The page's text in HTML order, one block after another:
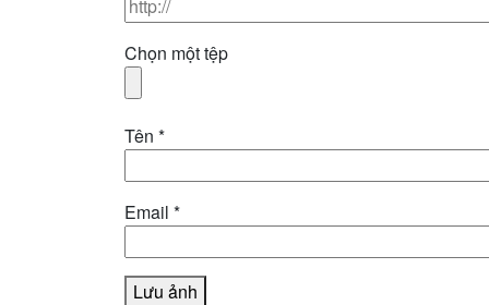
Chọn một tệp
Tên *
Email *
Lưu ảnh